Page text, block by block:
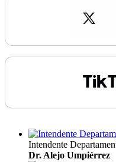
Intendente
Dr. Alejo Umpiérrez